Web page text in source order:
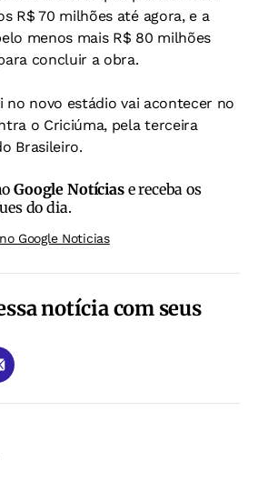
R$ 70 milhões até agora, e a
menos mais R$ 80 milhões
concluir a obra.
no novo estádio vai acontecer no
o Criciúma, pela terceira
Brasileiro.
Google Notíciase receba os
do dia.
Google Noticias
notícia com seus